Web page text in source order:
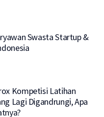
Swasta Startup &
Kompetisi Latihan
Lagi Digandrungi, Apa